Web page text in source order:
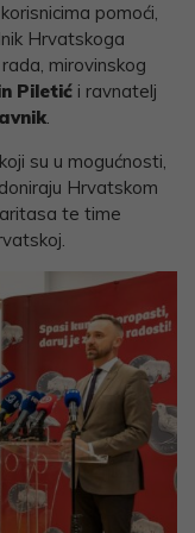
pomoći,
Hrvatskoga
mirovinskog
Piletić i ravnatelj
.
su u mogućnosti,
Hrvatskom
te time